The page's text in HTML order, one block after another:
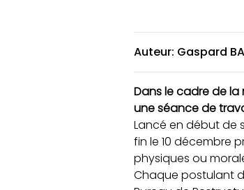
Auteur: Gaspard
Dans le cadre de la
une séance de
Lancé en début de
fin le 10 décembre
physiques ou
Chaque postulant